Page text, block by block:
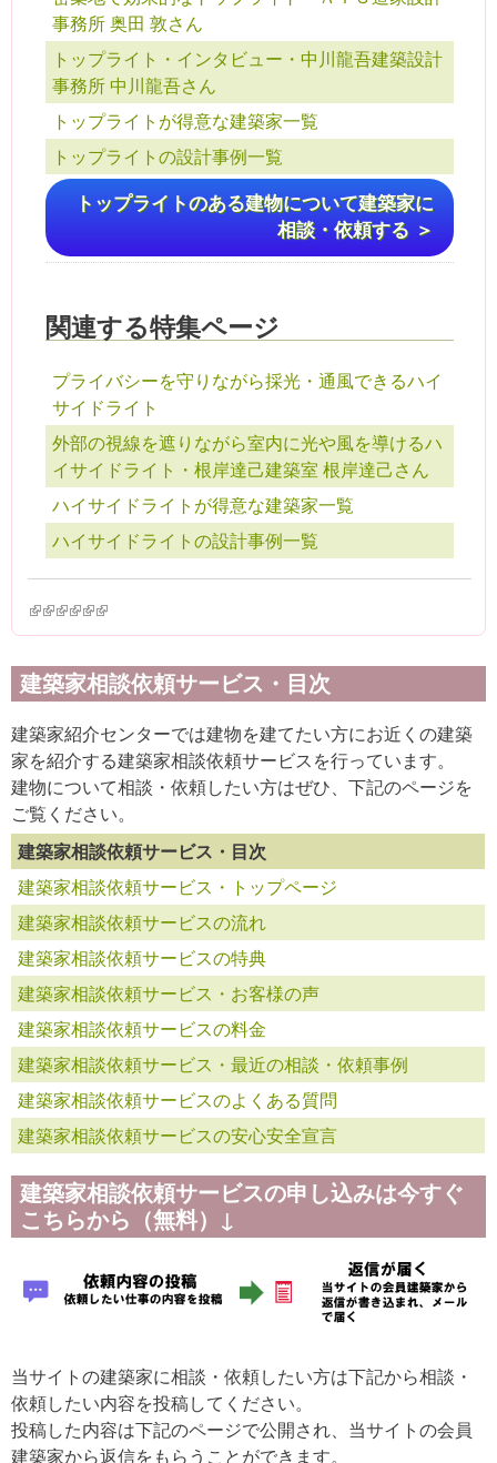
事務所 奥田 敦さん
トップライト・インタビュー・中川龍吾建築設計
事務所 中川龍吾さん
トップライトが得意な建築家一覧
トップライトの設計事例一覧
トップライトのある建物について建築家に
相談・依頼する ＞
関連する特集ページ
プライバシーを守りながら採光・通風できるハイ
サイドライト
外部の視線を遮りながら室内に光や風を導けるハ
イサイドライト・根岸達己建築室 根岸達己さん
ハイサイドライトが得意な建築家一覧
ハイサイドライトの設計事例一覧
(link is external)
(link is external)
(link is external)
(link is external)
(link is external)
(link is external)
建築家相談依頼サービス・目次
建築家紹介センターでは建物を建てたい方にお近くの建築
家を紹介する建築家相談依頼サービスを行っています。
建物について相談・依頼したい方はぜひ、下記のページを
ご覧ください。
建築家相談依頼サービス・目次
建築家相談依頼サービス・トップページ
建築家相談依頼サービスの流れ
建築家相談依頼サービスの特典
建築家相談依頼サービス・お客様の声
建築家相談依頼サービスの料金
建築家相談依頼サービス・最近の相談・依頼事例
建築家相談依頼サービスのよくある質問
建築家相談依頼サービスの安心安全宣言
建築家相談依頼サービスの申し込みは今すぐ
こちらから（無料）↓
当サイトの建築家に相談・依頼したい方は下記から相談・
依頼したい内容を投稿してください。
投稿した内容は下記のページで公開され、当サイトの会員
建築家から返信をもらうことができます。